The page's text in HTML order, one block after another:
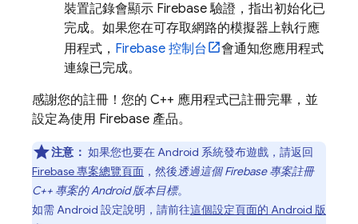
裝置記錄會顯示 Firebase 驗證，指出初始化已
完成。如果您在可存取網路的模擬器上執行應
用程式， Firebase 控制台
會通知您應用程式
連線已完成。
感謝您的註冊！您的 C++ 應用程式已註冊完畢，並
設定為使用 Firebase 產品。
注意： 如果您也要在 Android 系統發布遊戲，請返回
Firebase 專案總覽頁面 ，然後透過這個 Firebase 專案註冊
C++ 專案的 Android 版本目標。
如需 Android 設定說明，請前往這個設定頁面的 Android 版